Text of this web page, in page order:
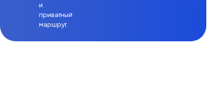
и
приватный
маршрут.